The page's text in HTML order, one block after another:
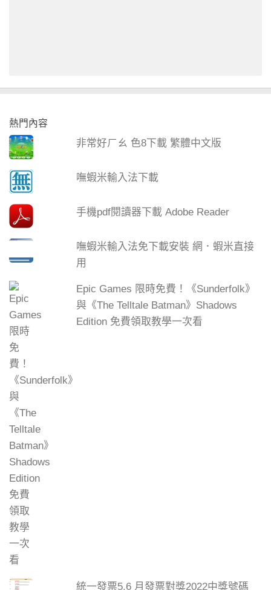
熱門內容
非常好ㄏㄠ 色8下載 繁體中文版
嘸蝦米輸入法下載
手機pdf閱讀器下載 Adobe Reader
嘸蝦米輸入法免下載安裝 網．蝦米直接
用
Epic Games 限時免費！《Sunderfolk》
與《The Telltale Batman》Shadows
Edition 免費領取教學一次看
統一發票5.6 月發票對獎2022中獎號碼